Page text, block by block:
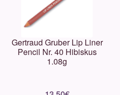
Gertraud Gruber Lip Liner
Pencil Nr. 40 Hibiskus
1.08g